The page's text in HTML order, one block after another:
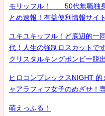
モリッフル！ 50代無職独身
とめ速報！有益便利情報サ
ユキユキッフル！ど底辺的一
代！人生の強制ロスカットで
クリスタルキングボンビー脱
ヒロコンプレックスNIGHT
ャアラフィフ女子のめざせ！
萌えっふる！